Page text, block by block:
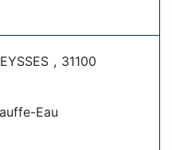
, 31100
Eau